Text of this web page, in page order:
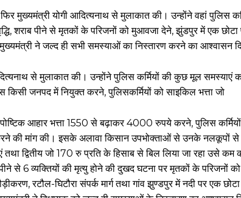
मुख्यमंत्री योगी आदित्यनाथ से मुलाकात की। उन्होंने वहां पुलिस
शराब पीने से मृतकों के परिजनों को मुआवजा देने, झुंडपुर में एक छोटा
ने जल्द ही सभी समस्याओं का निस्तारण करने का आश्वासन
से मुलाकात की। उन्होंने पुलिस कर्मियों की कुछ मूल समस्याएं
किसी जनपद में नियुक्त करने, पुलिसकर्मियों को साइकिल भत्ता जो
आहार भत्ता 1550 से बढ़ाकर 4000 रुपये करने, पुलिस
की मांग की। इसके अलावा किसान उपभोक्ताओं से उनके नलकूपों
तथा द्वितीय जो 170 रु प्रति के हिसाब से बिल लिया जा रहा उसे
से 6 व्यक्तियों की मृत्यु होने की दुखद घटना पर मृतकों के परिजनों
रटौल-घिटौरा संपर्क मार्ग तथा गांव झुण्डपुर में नदी पर एक